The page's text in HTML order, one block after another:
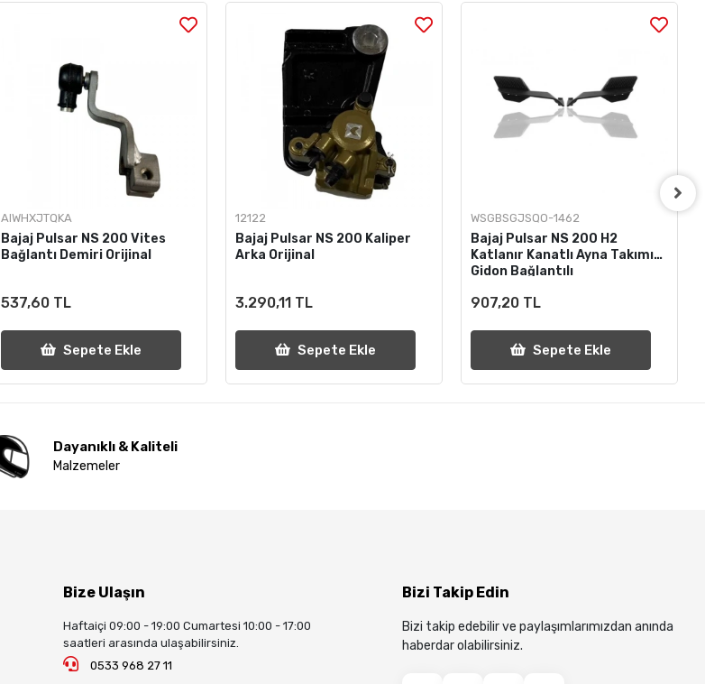
AIWHXJTQKA
Bajaj Pulsar NS 200 Vites
Bağlantı Demiri Orijinal
537,60 TL
Sepete Ekle
12122
Bajaj Pulsar NS 200 Kaliper
Arka Orijinal
3.290,11 TL
Sepete Ekle
WSGBSGJSQO-1462
Bajaj Pulsar NS 200 H2
Katlanır Kanatlı Ayna Takımı
Gidon Bağlantılı
907,20 TL
Sepete Ekle
Dayanıklı & Kaliteli
Malzemeler
Bize Ulaşın
Haftaiçi 09:00 - 19:00 Cumartesi 10:00 - 17:00
saatleri arasında ulaşabilirsiniz.
0533 968 27 11
Bizi Takip Edin
Bizi takip edebilir ve paylaşımlarımızdan anında
haberdar olabilirsiniz.